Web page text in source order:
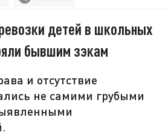
детей в школьных
бывшим зэкам
и отсутствие
не самими грубыми